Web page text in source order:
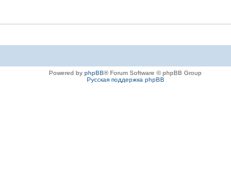
Powered by phpBB® Forum Software © phpBB Group
Русская поддержка phpBB